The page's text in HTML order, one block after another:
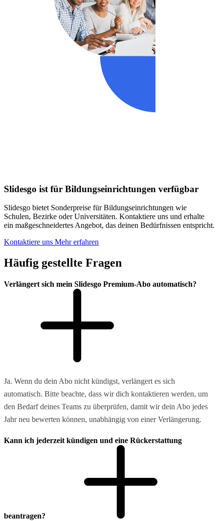
Slidesgo ist für Bildungseinrichtungen verfügbar
Slidesgo bietet Sonderpreise für Bildungseinrichtungen wie
Schulen, Bezirke oder Universitäten. Kontaktiere uns und erhalte
ein maßgeschneidertes Angebot, das deinen Bedürfnissen entspricht.
Kontaktiere uns Mehr erfahren
Häufig gestellte Fragen
Verlängert sich mein Slidesgo Premium-Abo automatisch?
Ja. Wenn du dein Abo nicht kündigst, verlängert es sich
automatisch. Bitte beachte, dass wir dich kontaktieren werden, um
den Bedarf deines Teams zu überprüfen, damit wir dein Abo jedes
Jahr neu bewerten können, unabhängig von einer Verlängerung.
Kann ich jederzeit kündigen und eine Rückerstattung
beantragen?